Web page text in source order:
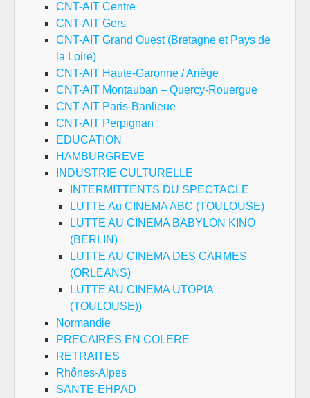
CNT-AIT Centre
CNT-AIT Gers
CNT-AIT Grand Ouest (Bretagne et Pays de
la Loire)
CNT-AIT Haute-Garonne / Ariège
CNT-AIT Montauban – Quercy-Rouergue
CNT-AIT Paris-Banlieue
CNT-AIT Perpignan
EDUCATION
HAMBURGREVE
INDUSTRIE CULTURELLE
INTERMITTENTS DU SPECTACLE
LUTTE Au CINEMA ABC (TOULOUSE)
LUTTE AU CINEMA BABYLON KINO
(BERLIN)
LUTTE AU CINEMA DES CARMES
(ORLEANS)
LUTTE AU CINEMA UTOPIA
(TOULOUSE))
Normandie
PRECAIRES EN COLERE
RETRAITES
Rhônes-Alpes
SANTE-EHPAD